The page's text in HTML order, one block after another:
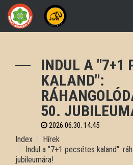
INDUL A "7+1
KALAND":
50.
2026.06.30. 14:45
Index
Hírek
Indul a "7+1 pecsétes kaland":
jubileumára!